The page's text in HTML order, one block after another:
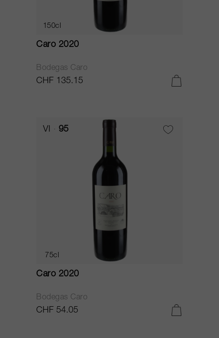
150cl
Caro 2020
Bodegas Caro
CHF 135.15
VI 95
75cl
Caro 2020
Bodegas Caro
CHF 54.05